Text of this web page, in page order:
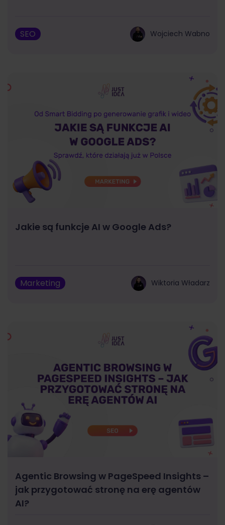
SEO Wojciech Wabno
Jakie są funkcje AI w Google Ads?
Marketing Wiktoria Władarz
Agentic Browsing w PageSpeed Insights –
jak przygotować stronę na erę agentów
AI?